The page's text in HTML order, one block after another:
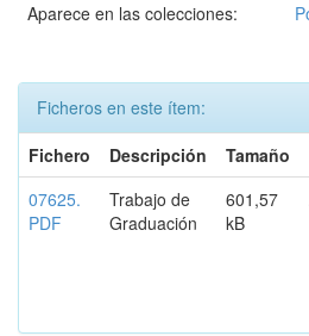
Aparece en las colecciones:
Ficheros en este ítem:
Fichero
Descripción Tamaño
07625.
PDF
Trabajo de
Graduación
601,57
kB